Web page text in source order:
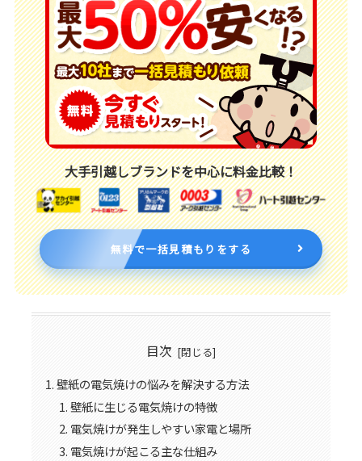
大手引越しブランドを中心に料金比較！
無料で一括見積もりをする
目次
壁紙の電気焼けの悩みを解決する方法
壁紙に生じる電気焼けの特徴
電気焼けが発生しやすい家電と場所
電気焼けが起こる主な仕組み